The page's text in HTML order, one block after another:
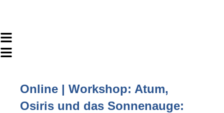
Main
Menu
Flyout
Online | Workshop: Atum,
Osiris und das Sonnenauge: